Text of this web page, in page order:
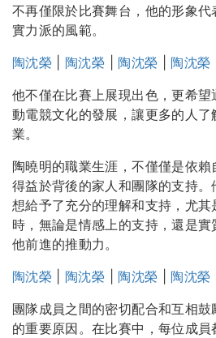
不再僅限於比賽舞台，他的形象
實力派的風範。
陶沈榮
陶沈榮 陶沈榮
陶沈榮
他不僅在比賽上展現出色，更希
動電競文化的發展，讓更多的人
業。
陶曉明的職業生涯，不僅僅是依
得益於背後的家人和團隊的支持
想給予了充分的理解和支持，尤
時，無論是情感上的支持，還是
他前進的推動力。
陶沈榮
陶沈榮 陶沈榮
陶沈榮
團隊成員之間的密切配合和互相
的重要原因。在比賽中，每位成